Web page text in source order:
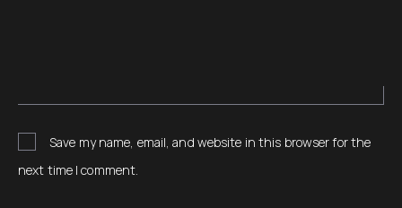
Save my name, email, and website in this browser for the
next time I comment.